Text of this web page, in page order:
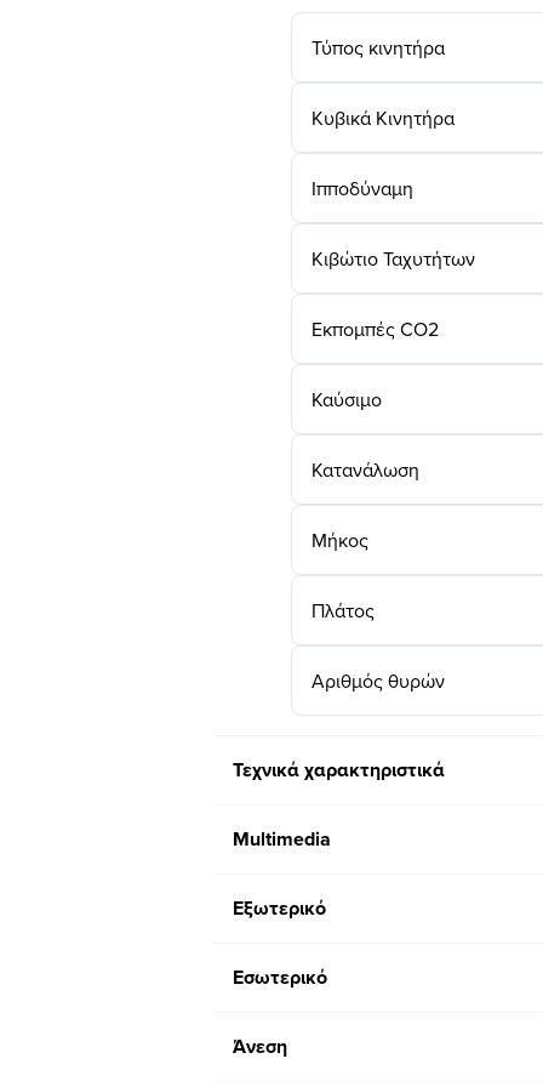
Τύπος κινητήρα
Κυβικά Κινητήρα
Ιπποδύναμη
Κιβώτιο Ταχυτήτων
Εκπομπές CO2
Καύσιμο
Κατανάλωση
Μήκος
Πλάτος
Αριθμός θυρών
Τεχνικά χαρακτηριστικά
Multimedia
Εξωτερικό
Εσωτερικό
Άνεση